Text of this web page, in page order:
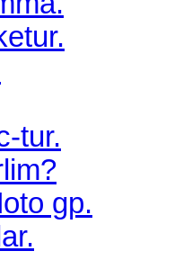
tur.
gp.